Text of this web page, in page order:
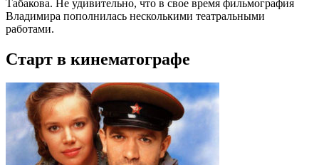
Табакова. Не удивительно, что в свое время фильмография
Владимира пополнилась несколькими театральными
работами.
Старт в кинематографе